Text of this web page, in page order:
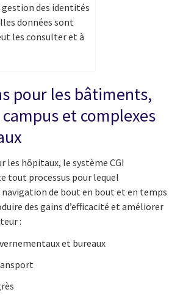
des identités
données sont
les consulter et à
pour les bâtiments,
et complexes
les hôpitaux, le système CGI
tout processus pour lequel
de bout en bout et en temps
des gains d’efficacité et améliorer
:
et bureaux